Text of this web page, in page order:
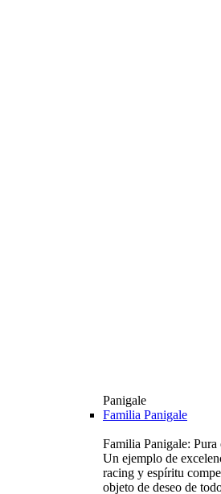
Panigale
Familia Panigale
Familia Panigale: Pura
Un ejemplo de
racing y espíritu
objeto de deseo de